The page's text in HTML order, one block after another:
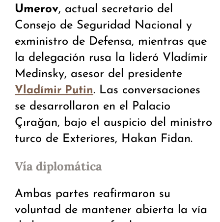
Umerov, actual secretario del
Consejo de Seguridad Nacional y
exministro de Defensa, mientras que
la delegación rusa la lideró Vladímir
Medinsky, asesor del presidente
Vladímir Putin. Las conversaciones
se desarrollaron en el Palacio
Çırağan, bajo el auspicio del ministro
turco de Exteriores, Hakan Fidan.
Vía diplomática
Ambas partes reafirmaron su
voluntad de mantener abierta la vía